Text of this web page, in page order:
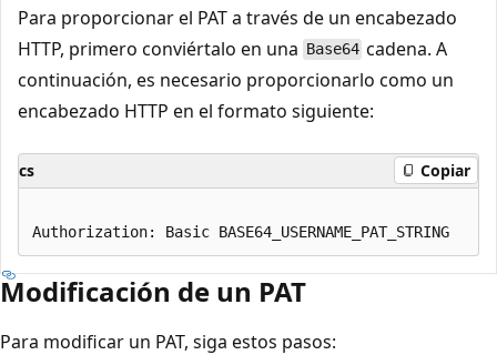
Para proporcionar el PAT a través de un encabezado
HTTP, primero conviértalo en una
Base64 cadena. A
continuación, es necesario proporcionarlo como un
encabezado HTTP en el formato siguiente:
cs Copiar
Modificación de un PAT
Para modificar un PAT, siga estos pasos: